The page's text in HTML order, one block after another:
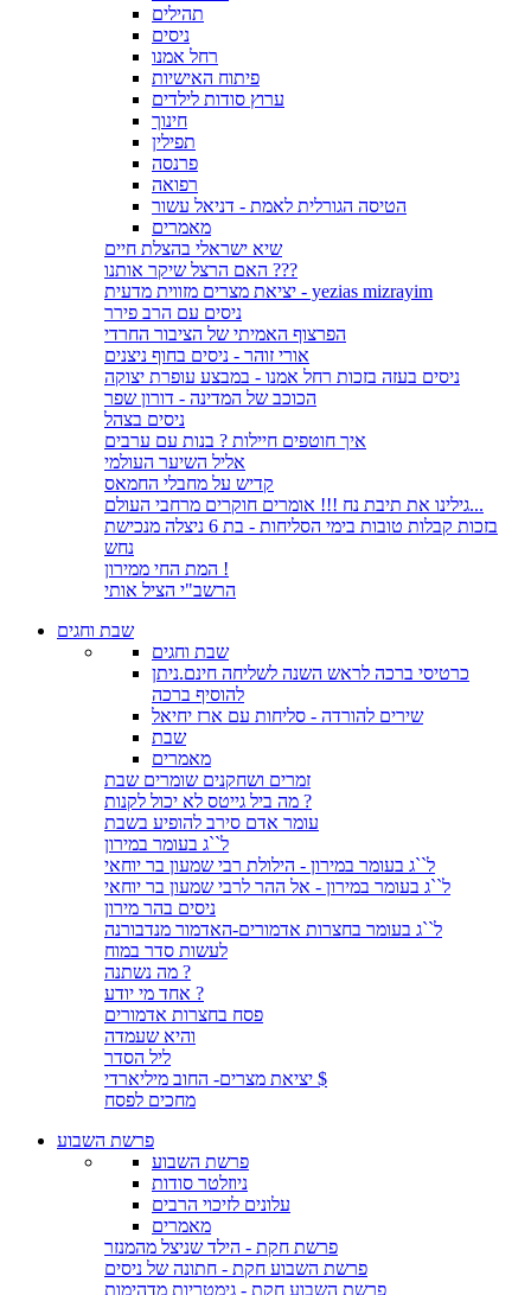
תהילים
ניסים
רחל אמנו
פיתוח האישיות
ערוץ סודות לילדים
חינוך
תפילין
פרנסה
רפואה
הטיסה הגורלית לאמת - דניאל עשור
מאמרים
שיא ישראלי בהצלת חיים
האם הרצל שיקר אותנו ???
יציאת מצרים מזווית מדעית - yezias mizrayim
ניסים עם הרב פירר
הפרצוף האמיתי של הציבור החרדי
אורי זוהר - ניסים בחוף ניצנים
ניסים בעזה בזכות רחל אמנו - במבצע עופרת יצוקה
הכוכב של המדינה - דורון שפר
ניסים בצהל
איך חוטפים חיילות ? בנות עם ערבים
אליל השיער העולמי
קדיש על מחבלי החמאס
גילינו את תיבת נח !!! אומרים חוקרים מרחבי העולם...
בזכות קבלות טובות בימי הסליחות - בת 6 ניצלה מנכישת
נחש
המת החי ממירון !
הרשב"י הציל אותי
שבת וחגים
שבת וחגים
כרטיסי ברכה לראש השנה לשליחה חינם.ניתן
להוסיף ברכה
שירים להורדה - סליחות עם ארז יחיאל
שבת
מאמרים
זמרים ושחקנים שומרים שבת
מה ביל גייטס לא יכול לקנות ?
עומר אדם סירב להופיע בשבת
ל``ג בעומר במירון
ל``ג בעומר במירון - הילולת רבי שמעון בר יוחאי
ל``ג בעומר במירון - אל ההר לרבי שמעון בר יוחאי
ניסים בהר מירון
ל``ג בעומר בחצרות אדמורים-האדמור מנדבורנה
לעשות סדר במוח
מה נשתנה ?
אחד מי יודע ?
פסח בחצרות אדמורים
והיא שעמדה
ליל הסדר
יציאת מצרים- החוב מיליארדי $
מחכים לפסח
פרשת השבוע
פרשת השבוע
ניוזלטר סודות
עלונים לזיכוי הרבים
מאמרים
פרשת חקת - הילד שניצל מהמנזר
פרשת השבוע חקת - חתונה של ניסים
פרשת השבוע חקת - גימטריות מדהימות